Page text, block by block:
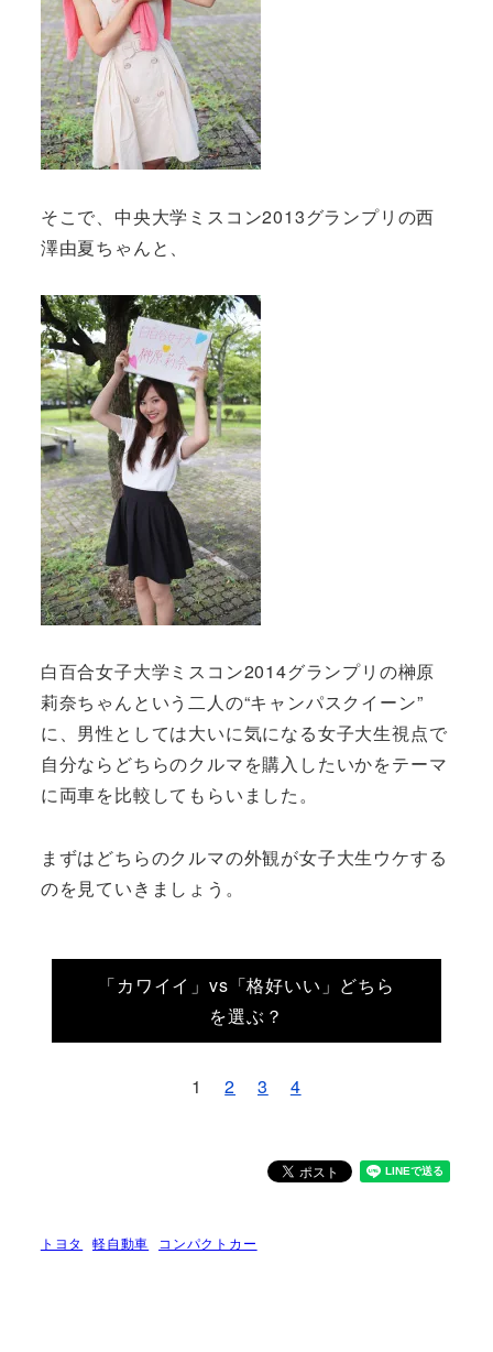
そこで、中央大学ミスコン2013グランプリの西
澤由夏ちゃんと、
白百合女子大学ミスコン2014グランプリの榊原
莉奈ちゃんという二人の“キャンパスクイーン”
に、男性としては大いに気になる女子大生視点で
自分ならどちらのクルマを購入したいかをテーマ
に両車を比較してもらいました。
まずはどちらのクルマの外観が女子大生ウケする
のを見ていきましょう。
「カワイイ」vs「格好いい」どちら
を選ぶ？
1 2 3 4
トヨタ 軽自動車 コンパクトカー